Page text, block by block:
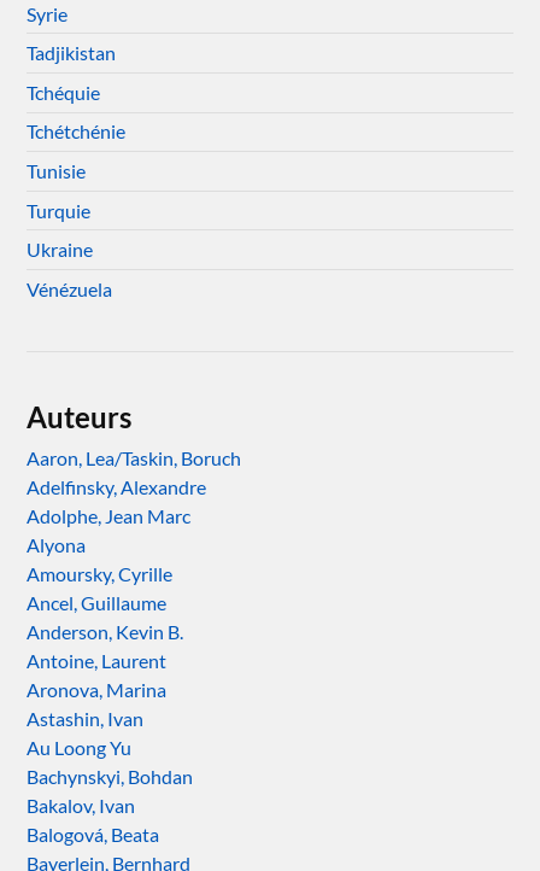
Syrie
Tadjikistan
Tchéquie
Tchétchénie
Tunisie
Turquie
Ukraine
Vénézuela
Auteurs
Aaron, Lea/Taskin, Boruch
Adelfinsky, Alexandre
Adolphe, Jean Marc
Alyona
Amoursky, Cyrille
Ancel, Guillaume
Anderson, Kevin B.
Antoine, Laurent
Aronova, Marina
Astashin, Ivan
Au Loong Yu
Bachynskyi, Bohdan
Bakalov, Ivan
Balogová, Beata
Bayerlein, Bernhard